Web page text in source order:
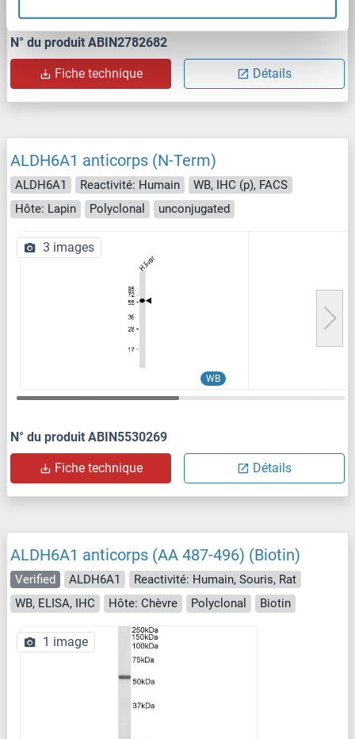
N° du produit ABIN2782682
Fiche technique Détails
ALDH6A1 anticorps (N-Term)
ALDH6A1 Reactivité: Humain
WB, IHC (p), FACS
Hôte: Lapin
Polyclonal unconjugated
WB
3 images
N° du produit ABIN5530269
Fiche technique Détails
ALDH6A1 anticorps (AA 487-496) (Biotin)
Verified ALDH6A1
Reactivité: Humain, Souris, Rat
WB, ELISA, IHC
Hôte: Chèvre Polyclonal Biotin
1 image